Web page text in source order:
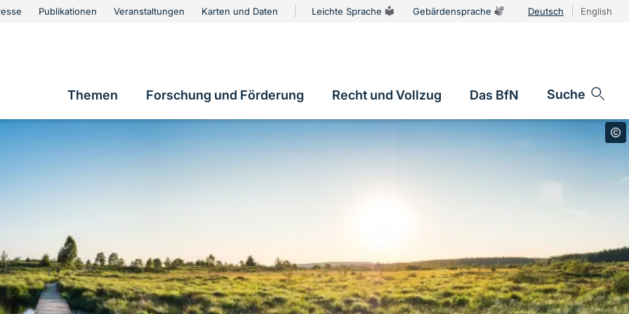
Publikationen Veranstaltungen Karten und Daten Leichte Sprache Gebärdensprache Deutsch English
Hauptnavigation
Themen Forschung und Förderung Recht und Vollzug Das BfN Suche